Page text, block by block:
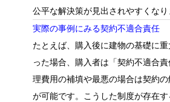
公平な解決策が見出されやすくなり
実際の事例にみる契約不適合責任
たとえば、購入後に建物の基礎に
った場合、購入者は「契約不適合
理費用の補填や最悪の場合は契約の
が可能です。こうした制度が存在